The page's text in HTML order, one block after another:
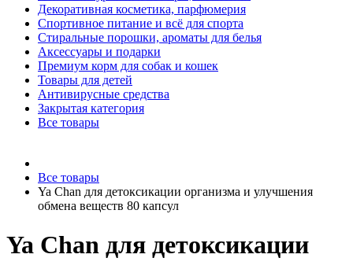
Декоративная косметика, парфюмерия
Спортивное питание и всё для спорта
Стиральные порошки, ароматы для белья
Аксессуары и подарки
Премиум корм для собак и кошек
Товары для детей
Антивирусные средства
Закрытая категория
Все товары
Все товары
Ya Chan для детоксикации организма и улучшения
обмена веществ 80 капсул
Ya Chan для детоксикации